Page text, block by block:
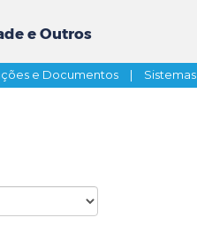
e Outros
e Documentos | Sistemas